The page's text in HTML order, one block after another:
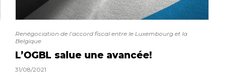
Renégociation de l’accord fiscal entre le Luxembourg et la
Belgique
L’OGBL salue une avancée!
31/08/2021